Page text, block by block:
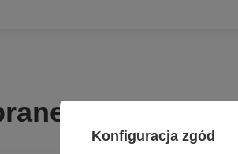
dla Ciebie
Zgarnij
Konfiguracja zgód